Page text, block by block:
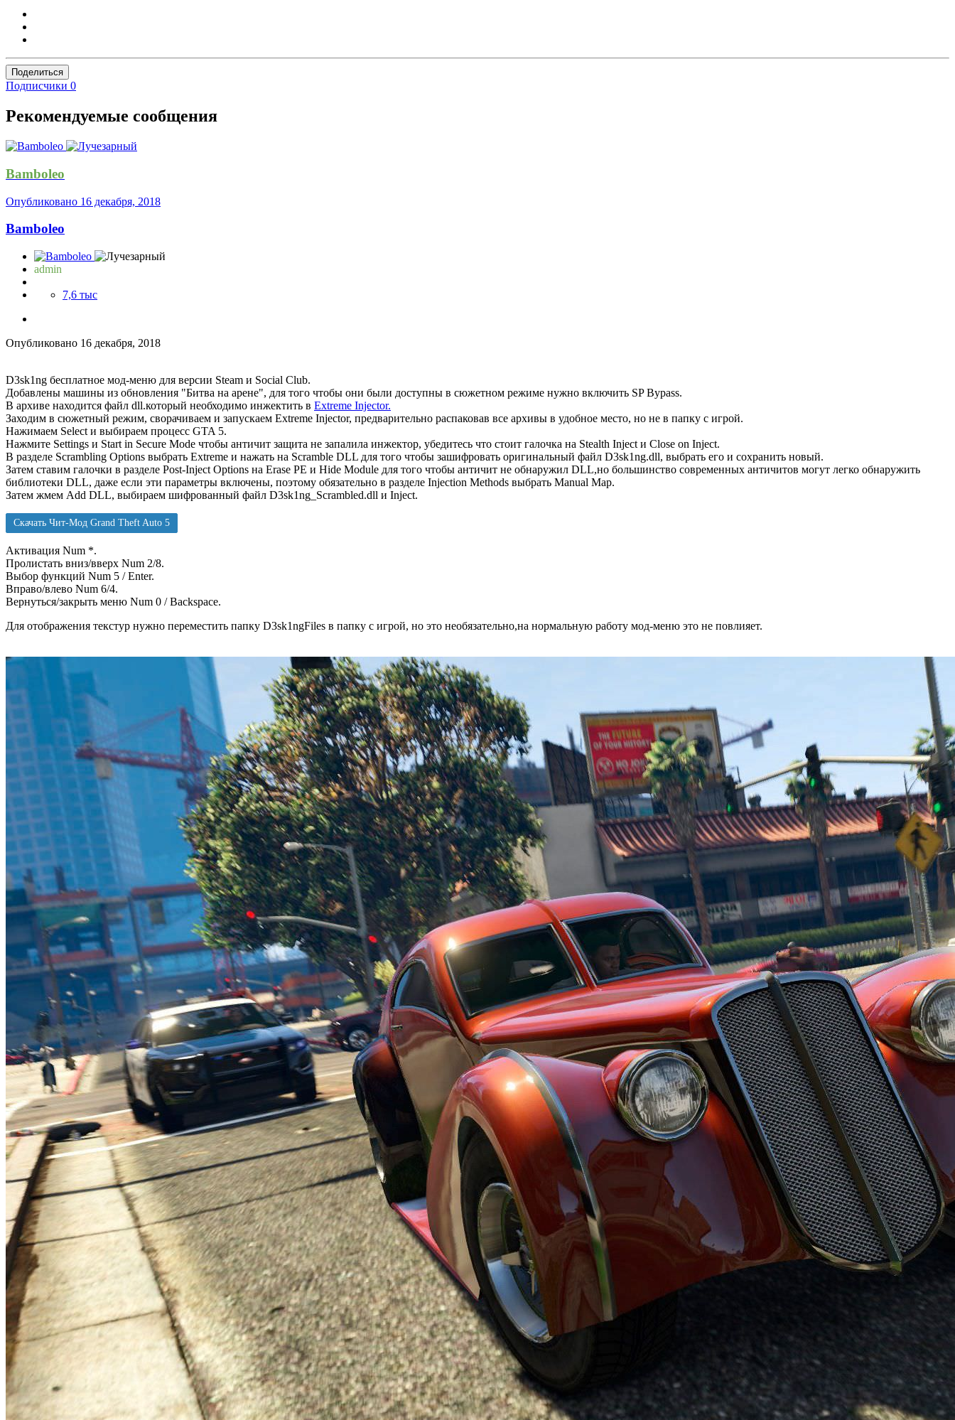
Поделиться
Подписчики 0
Рекомендуемые сообщения
Bamboleo
Опубликовано 16 декабря, 2018
Bamboleo
admin
7,6 тыс
Опубликовано 16 декабря, 2018
D3sk1ng бесплатное мод-меню для версии Steam и Social Club.
Добавлены машины из обновления "Битва на арене", для того чтобы они были доступны в сюжетном режиме нужно включить SP Bypass.
В архиве находится файл dll.который необходимо инжектить в Extreme Injector.
Заходим в сюжетный режим, сворачиваем и запускаем Extreme Injector, предварительно распаковав все архивы в удобное место, но не в папку с игрой.
Нажимаем Select и выбираем процесс GTA 5.
Нажмите Settings и Start in Secure Mode чтобы античит защита не запалила инжектор, убедитесь что стоит галочка на Stealth Inject и Close on Inject.
В разделе Scrambling Options выбрать Extreme и нажать на Scramble DLL для того чтобы зашифровать оригинальный файл D3sk1ng.dll, выбрать его и сохранить новый.
Затем ставим галочки в разделе Post-Inject Options на Erase PE и Hide Module для того чтобы античит не обнаружил DLL,но большинство современных античитов могут легко обнаружить
библиотеки DLL, даже если эти параметры включены, поэтому обязательно в разделе Injection Methods выбрать Manual Map.
Затем жмем Add DLL, выбираем шифрованный файл D3sk1ng_Scrambled.dll и Inject.
Скачать Чит-Мод Grand Theft Auto 5
Активация Num *.
Пролистать вниз/вверх Num 2/8.
Выбор функций Num 5 / Enter.
Вправо/влево Num 6/4.
Вернуться/закрыть меню Num 0 / Backspace.
Для отображения текстур нужно переместить папку D3sk1ngFiles в папку с игрой, но это необязательно,на нормальную работу мод-меню это не повлияет.